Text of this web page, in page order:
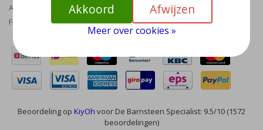
Algemene voorwaarden|Disclaimer Privacy Policy|
Feed
Beoordeling op KiyOh voor De Barnsteen Specialist: 9.5/10 (1572
beoordelingen)
Akkoord Afwijzen
Meer over cookies »